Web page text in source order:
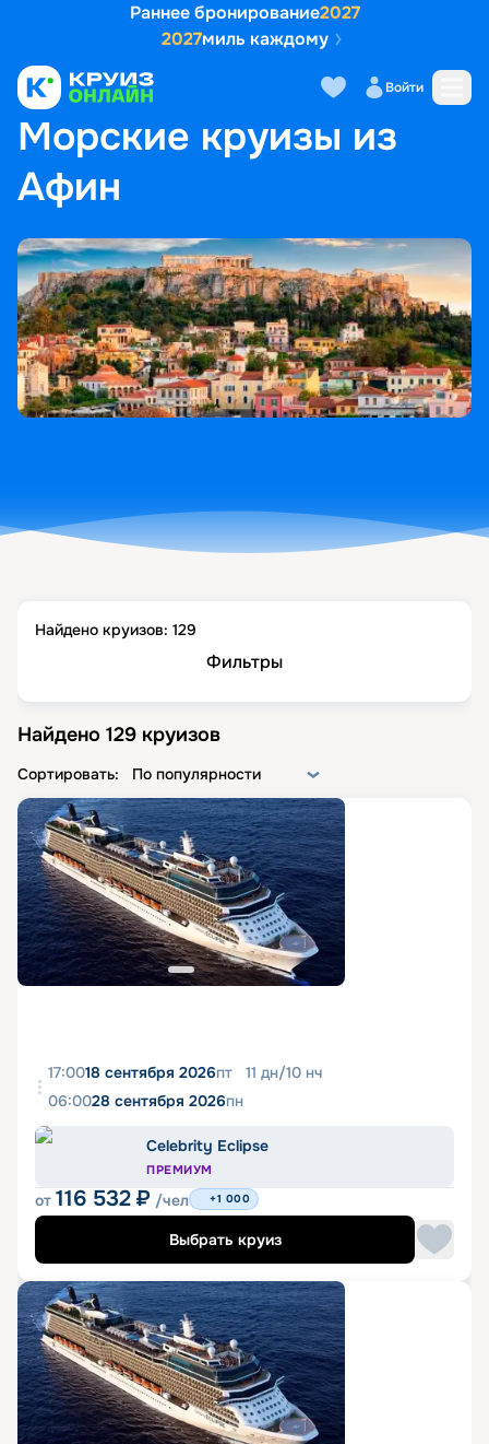
Раннее бронирование2027
2027миль каждому
Войти
ГЛАВНАЯ • ПОПУЛЯРНЫЕ НАПРАВЛЕНИЯ МОРСКИЕ КРУИЗЫ ИЗ АФИН
Морские круизы из
Афин
Найдено круизов: 129
Фильтры
Найдено 129 круизов
Сортировать: По популярности
17:0018 сентября 2026пт 11 дн/10 нч
06:0028 сентября 2026пн
Celebrity Eclipse
ПРЕМИУМ
от 116 532 ₽ /чел +1 000
Выбрать круиз